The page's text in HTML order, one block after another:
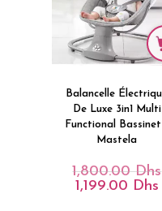
Balancelle
De Luxe 3in1 Multi
Functional Bassinet
Mastela
1,800.00Dhs
1,199.00 Dhs